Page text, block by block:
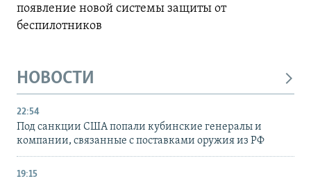
появление новой системы защиты от
беспилотников
НОВОСТИ
22:54
Под санкции США попали кубинские генералы и
компании, связанные с поставками оружия из РФ
19:15